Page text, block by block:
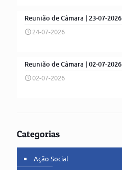
Reunião de Câmara | 23-07-2026
24-07-2026
Reunião de Câmara | 02-07-2026
02-07-2026
Categorias
Ação Social